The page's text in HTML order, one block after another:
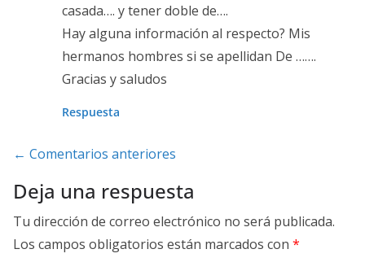
casada…. y tener doble de….
Hay alguna información al respecto? Mis
hermanos hombres si se apellidan De …….
Gracias y saludos
Respuesta
Navegación
comentarios
← Comentarios anteriores
Deja una respuesta
Tu dirección de correo electrónico no será publicada.
Los campos obligatorios están marcados con *